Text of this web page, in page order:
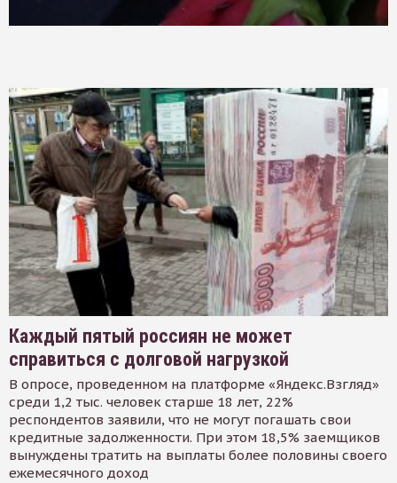
Каждый пятый россиян не может
справиться с долговой нагрузкой
В опросе, проведенном на платформе «Яндекс.Взгляд»
среди 1,2 тыс. человек старше 18 лет, 22%
респондентов заявили, что не могут погашать свои
кредитные задолженности. При этом 18,5% заемщиков
вынуждены тратить на выплаты более половины своего
ежемесячного доход